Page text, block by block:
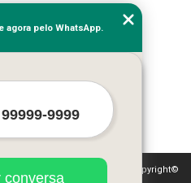
de direitos autorais. Copyright©
1998)
agora pelo WhatsApp.
conversa